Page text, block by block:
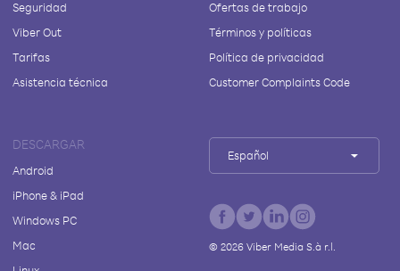
Seguridad
Viber Out
Tarifas
Asistencia técnica
Ofertas de trabajo
Términos y políticas
Política de privacidad
Customer Complaints Code
DESCARGAR
Android
iPhone & iPad
Windows PC
Mac
Español
© 2026Viber Media S.à r.l.